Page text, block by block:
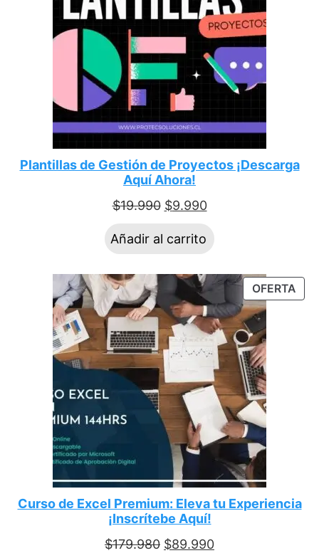
Plantillas de Gestión de Proyectos ¡Descarga
Aquí Ahora!
$19.990 $9.990
Añadir al carrito
OFERTA
Curso de Excel Premium: Eleva tu Experiencia
¡Inscrítebe Aquí!
$179.980 $89.990